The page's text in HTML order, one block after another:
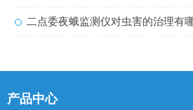
二点委夜蛾监测仪对虫害的治理有
产品中心